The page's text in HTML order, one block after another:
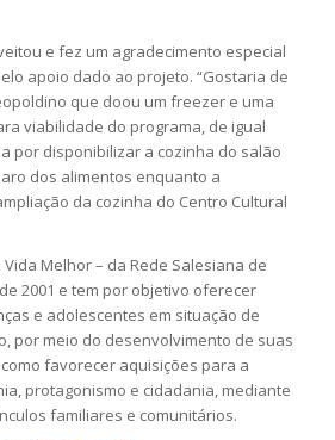
e fez um agradecimento especial
apoio dado ao projeto. “Gostaria de
que doou um freezer e uma
viabilidade do programa, de igual
por disponibilizar a cozinha do salão
dos alimentos enquanto a
da cozinha do Centro Cultural
Vida Melhor – da Rede Salesiana de
2001 e tem por objetivo oferecer
e adolescentes em situação de
por meio do desenvolvimento de suas
favorecer aquisições para a
protagonismo e cidadania, mediante
familiares e comunitários.